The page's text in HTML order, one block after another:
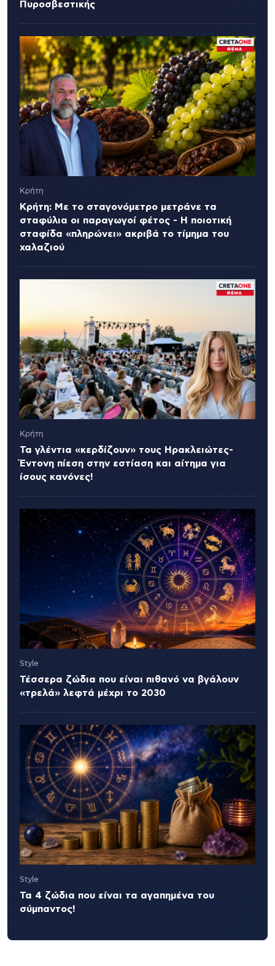
Πυροσβεστικής
Κρήτη
Κρήτη: Με το σταγονόμετρο μετράνε τα
σταφύλια οι παραγωγοί φέτος - Η ποιοτική
σταφίδα «πληρώνει» ακριβά το τίμημα του
χαλαζιού
Κρήτη
Τα γλέντια «κερδίζουν» τους Ηρακλειώτες-
Έντονη πίεση στην εστίαση και αίτημα για
ίσους κανόνες!
Style
Τέσσερα ζώδια που είναι πιθανό να βγάλουν
«τρελά» λεφτά μέχρι το 2030
Style
Τα 4 ζώδια που είναι τα αγαπημένα του
σύμπαντος!